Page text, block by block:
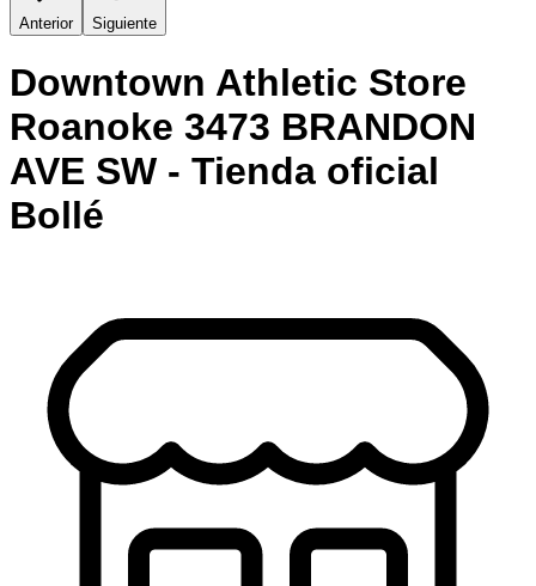
Anterior Siguiente
Downtown Athletic Store
Roanoke 3473 BRANDON
AVE SW - Tienda oficial
Bollé